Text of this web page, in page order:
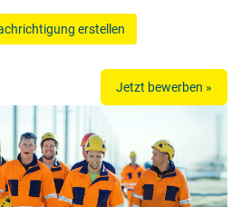
erstellen
Jetzt bewerben »